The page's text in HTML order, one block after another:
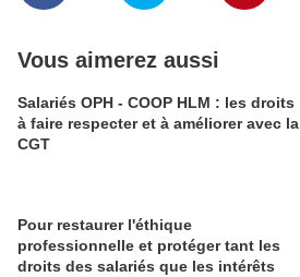
Vous aimerez aussi
Salariés OPH - COOP HLM : les droits
à faire respecter et à améliorer avec la
CGT
Pour restaurer l'éthique
professionnelle et protéger tant les
droits des salariés que les intérêts